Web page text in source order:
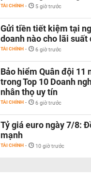
TÀI CHÍNH - 5 giờ trước
Gửi tiền tiết kiệm tại
doanh nào cho lãi suất
TÀI CHÍNH - 6 giờ trước
Bảo hiểm Quân đội 11
trong Top 10 Doanh
nhân thọ uy tín
TÀI CHÍNH - 6 giờ trước
Tỷ giá euro ngày 7/8:
mạnh
TÀI CHÍNH - 10 giờ trước